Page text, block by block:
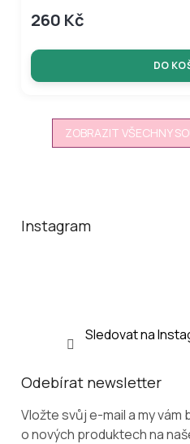
260 Kč
DO
ZOBRAZIT VŠECHNY
Instagram
Sledovat na
Odebírat newsletter
Vložte svůj e-mail a my
o nových produktech na